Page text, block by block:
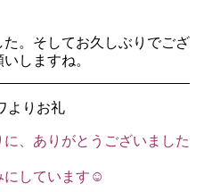
。そしてお久しぶりでござ
しますね。
よりお礼
、ありがとうございました
にしています☺️